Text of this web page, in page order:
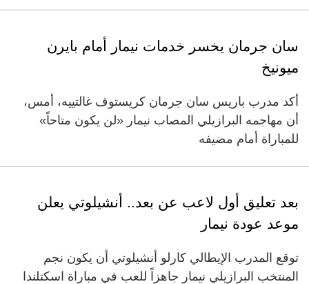
سان جرمان يخسر خدمات نيمار أمام بايرن
ميونيخ
أكد مدرب باريس سان جرمان كريستوف غالتييه، أمس،
أن مهاجمه البرازيلي المصاب نيمار «لن يكون متاحاً»
للمباراة أمام مضيفه
بعد تعليق أول لاعب عن بعد.. أنشيلوتي يعلن
موعد عودة نيمار
توقع المدرب الإيطالي كارلو أنشيلوتي أن يكون نجم
المنتخب البرازيلي نيمار جاهزاً للعب في مباراة اسكتلندا